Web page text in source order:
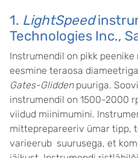
1. LightSpeed
Technologies Inc.,
Instrumendil on pikk
eesmine teraosa
Gates-Gliddenpuuriga.
instrumendil on 1500-2000
viidud miinimumini.
mitteprepareeriv ümar tipp,
varieerub suurusega, et